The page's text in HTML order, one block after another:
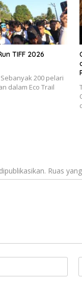
TIFF 2026
Sebanyak 200 pelari
dalam Eco Trail
Ruas